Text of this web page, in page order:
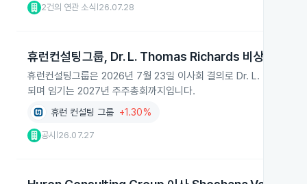
2건의 연관 소식 26.07.28
휴런컨설팅그룹, Dr. L. Thomas Richards 비상근 이사
휴런컨설팅그룹은 2026년 7월 23일 이사회 결의로 Dr. L. Thomas
되며 임기는 2027년 주주총회까지입니다.
휴런 컨설팅 그룹 +1.30%
공시 26.07.27